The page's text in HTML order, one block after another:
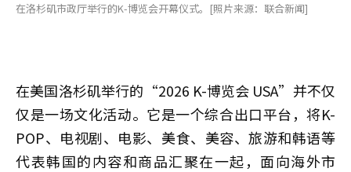
在洛杉矶市政厅举行的K-博览会开幕仪式。[照片来源：联合新闻]
在美国洛杉矶举行的“2026 K-博览会 USA”并不仅
仅是一场文化活动。它是一个综合出口平台，将K-
POP、电视剧、电影、美食、美容、旅游和韩语等
代表韩国的内容和商品汇聚在一起，面向海外市